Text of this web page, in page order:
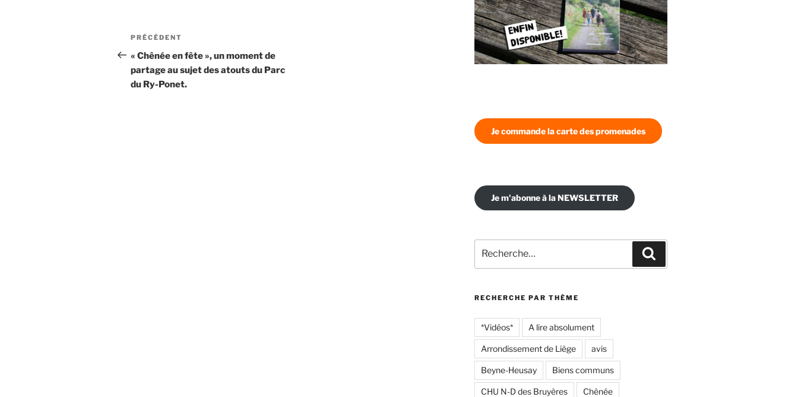
Navigation
de
l’article
Article
précédent
PRÉCÉDENT
« Chênée en fête », un moment de
partage au sujet des atouts du Parc
du Ry-Ponet.
Je commande la carte des promenades
Je m'abonne à la NEWSLETTER
pour
:
RECHERCHE PAR THÈME
*Vidéos* A lire absolument
Arrondissement de Liège avis
Beyne-Heusay Biens communs
CHU N-D des Bruyères Chênée